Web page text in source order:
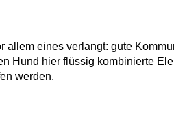
eines verlangt: gute
Hund hier flüssig kombinierte
werden.